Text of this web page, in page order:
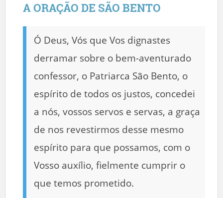
A ORAÇÃO DE SÃO BENTO
Ó Deus, Vós que Vos dignastes
derramar sobre o bem-aventurado
confessor, o Patriarca São Bento, o
espírito de todos os justos, concedei
a nós, vossos servos e servas, a graça
de nos revestirmos desse mesmo
espírito para que possamos, com o
Vosso auxílio, fielmente cumprir o
que temos prometido.